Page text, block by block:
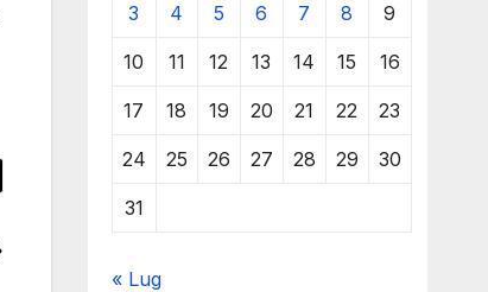
3 4 5 6 7 8 9
10 11 12 13 14 15 16
17 18 19 20 21 22 23
24 25 26 27 28 29 30
31
« Lug